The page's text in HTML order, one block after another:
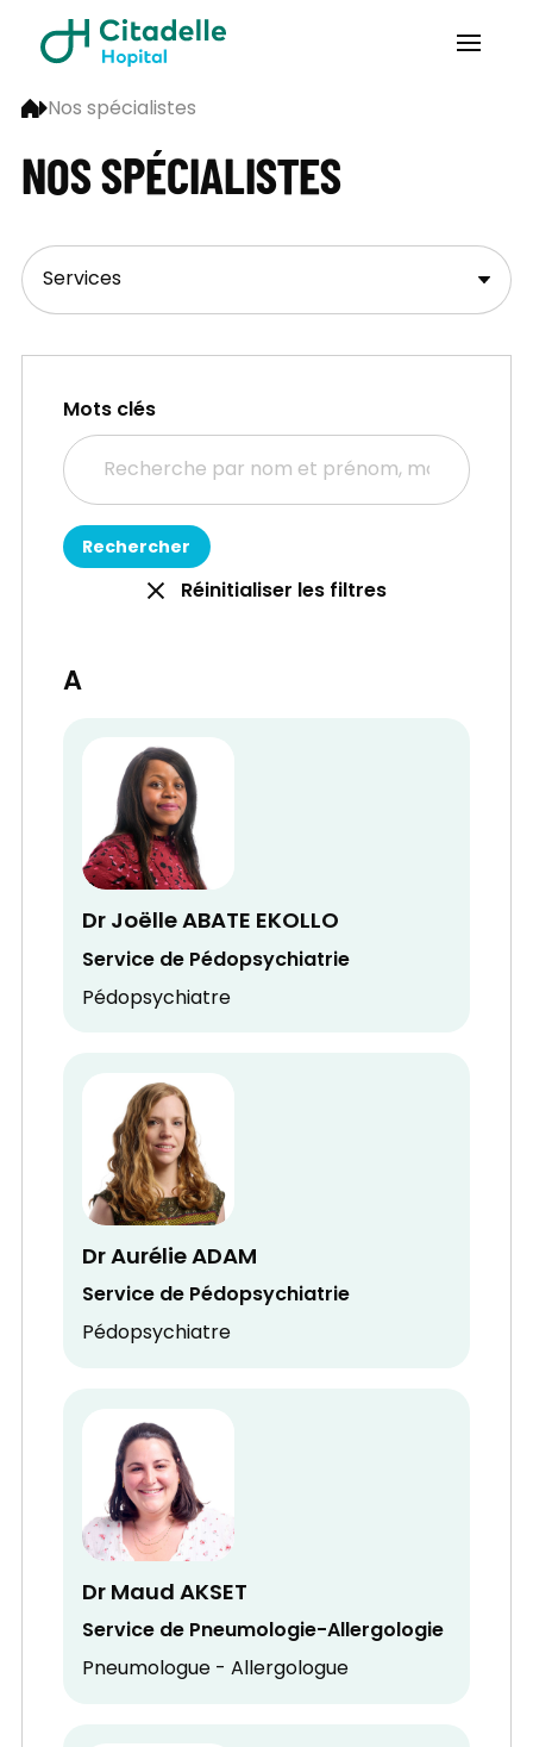
Nos spécialistes
NOS SPÉCIALISTES
Mots clés
Réinitialiser les filtres
A
Dr Joëlle ABATE EKOLLO
Service de Pédopsychiatrie
Pédopsychiatre
Dr Aurélie ADAM
Service de Pédopsychiatrie
Pédopsychiatre
Dr Maud AKSET
Service de Pneumologie-Allergologie
Pneumologue - Allergologue